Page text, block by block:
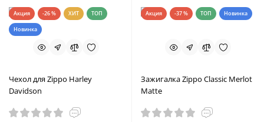
Акция -26 % ХИТ ТОП
Новинка
Чехол для Zippo Harley
Davidson
Акция -37 % ТОП Новинка
Зажигалка Zippo Classic Merlot
Matte